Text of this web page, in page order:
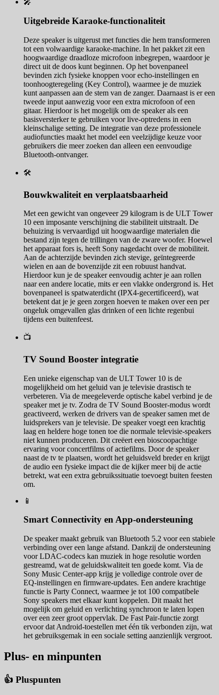
🎤
Uitgebreide Karaoke-functionaliteit
Deze speaker is uitgerust met functies die hem transformeren
tot een volwaardige karaoke-machine. In het pakket zit een
hoogwaardige draadloze microfoon inbegrepen, waardoor je
direct uit de doos kunt beginnen. Op het bovenpaneel
bevinden zich fysieke knoppen voor echo-instellingen en
toonhoogteregeling (Key Control), waarmee je de muziek
kunt aanpassen aan de stem van de zanger. Daarnaast is er een
tweede input aanwezig voor een extra microfoon of een
gitaar. Hierdoor is het mogelijk om de speaker als een
basisversterker te gebruiken voor live-optredens in een
kleinschalige setting. De integratie van deze professionele
audiofuncties maakt het model een veelzijdige keuze voor
gebruikers die meer zoeken dan alleen een eenvoudige
Bluetooth-ontvanger.
🛠️
Bouwkwaliteit en verplaatsbaarheid
Met een gewicht van ongeveer 29 kilogram is de ULT Tower
10 een imposante verschijning die stabiliteit uitstraalt. De
behuizing is vervaardigd uit hoogwaardige materialen die
bestand zijn tegen de trillingen van de zware woofer. Hoewel
het apparaat fors is, heeft Sony nagedacht over de mobiliteit.
Aan de achterzijde bevinden zich stevige, geïntegreerde
wielen en aan de bovenzijde zit een robuust handvat.
Hierdoor kun je de speaker eenvoudig achter je aan rollen
naar een andere locatie, mits er een vlakke ondergrond is. Het
bovenpaneel is spatwaterdicht (IPX4-gecertificeerd), wat
betekent dat je je geen zorgen hoeven te maken over een per
ongeluk omgevallen glas drinken of een lichte regenbui
tijdens een buitenfeest.
📺
TV Sound Booster integratie
Een unieke eigenschap van de ULT Tower 10 is de
mogelijkheid om het geluid van je televisie drastisch te
verbeteren. Via de meegeleverde optische kabel verbind je de
speaker met je tv. Zodra de TV Sound Booster-modus wordt
geactiveerd, werken de drivers van de speaker samen met de
luidsprekers van je televisie. De speaker voegt een krachtig
laag en heldere hoge tonen toe die normale televisie-speakers
niet kunnen produceren. Dit creëert een bioscoopachtige
ervaring voor concertfilms of actiefilms. Door de speaker
naast de tv te plaatsen, wordt het geluidsveld breder en krijgt
de audio een fysieke impact die de kijker meer bij de actie
betrekt, wat een extra gebruikssituatie toevoegt buiten feesten
om.
📱
Smart Connectivity en App-ondersteuning
De speaker maakt gebruik van Bluetooth 5.2 voor een stabiele
verbinding over een lange afstand. Dankzij de ondersteuning
voor LDAC-codecs kan muziek in hoge resolutie worden
gestreamd, wat de geluidskwaliteit ten goede komt. Via de
Sony Music Center-app krijg je volledige controle over de
EQ-instellingen en firmware-updates. Een andere krachtige
functie is Party Connect, waarmee je tot 100 compatibele
Sony speakers met elkaar kunt koppelen. Dit maakt het
mogelijk om geluid en verlichting synchroon te laten lopen
over een zeer groot oppervlak. De Fast Pair-functie zorgt
ervoor dat Android-toestellen met één tik verbonden zijn, wat
het gebruiksgemak in een sociale setting aanzienlijk vergroot.
Plus- en minpunten
👍 Pluspunten